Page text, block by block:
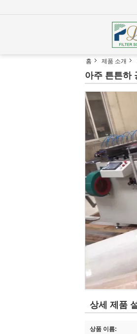
홈 제품 소개
아주 튼튼하
상세 제품
상품 이름: